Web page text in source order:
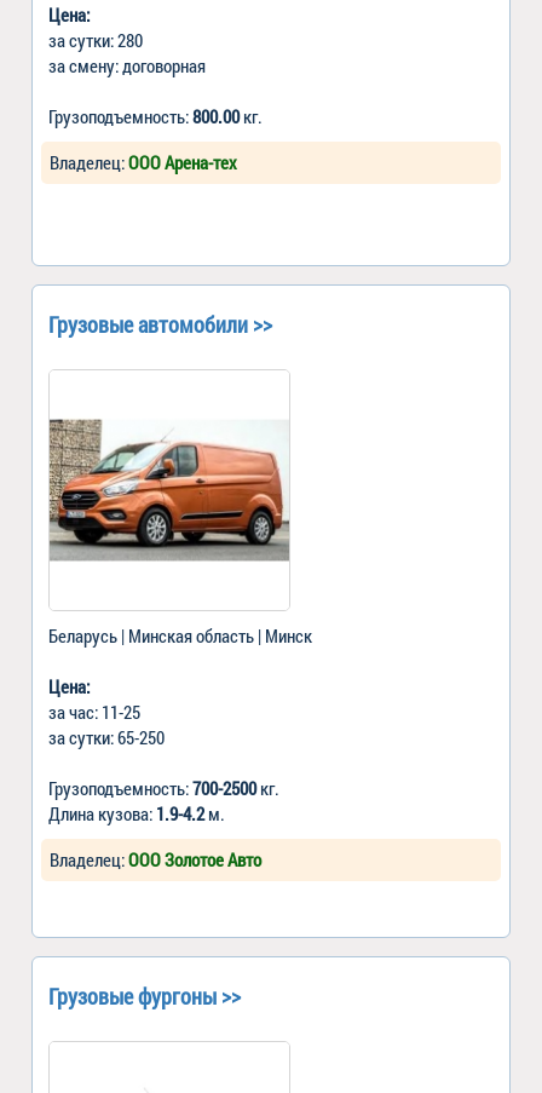
Цена:
за сутки: 280
за смену: договорная
Грузоподъемность:800.00кг.
Владелец:ООО Арена-тех
Грузовые автомобили >>
Беларусь | Минская область | Минск
Цена:
за час: 11-25
за сутки: 65-250
Грузоподъемность:700-2500кг.
Длина кузова: 1.9-4.2м.
Владелец:ООО Золотое Авто
Грузовые фургоны >>